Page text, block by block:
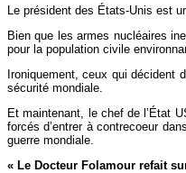
Le président des États-Unis est
Bien que les armes nucléaires
pour la population civile
Ironiquement, ceux qui décident
sécurité mondiale.
Et maintenant, le chef de l’État
forcés d’entrer à contrecoeur
guerre mondiale.
« Le Docteur Folamour refait